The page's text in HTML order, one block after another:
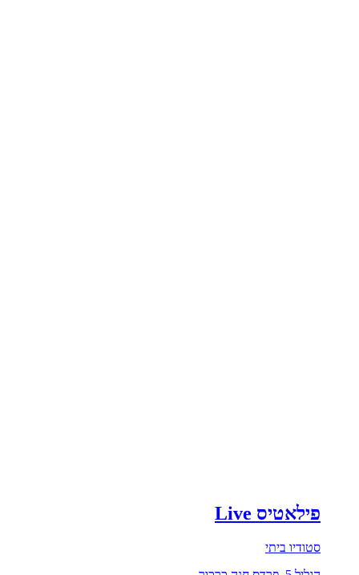
פילאטיס Live
סטודיו ביתי